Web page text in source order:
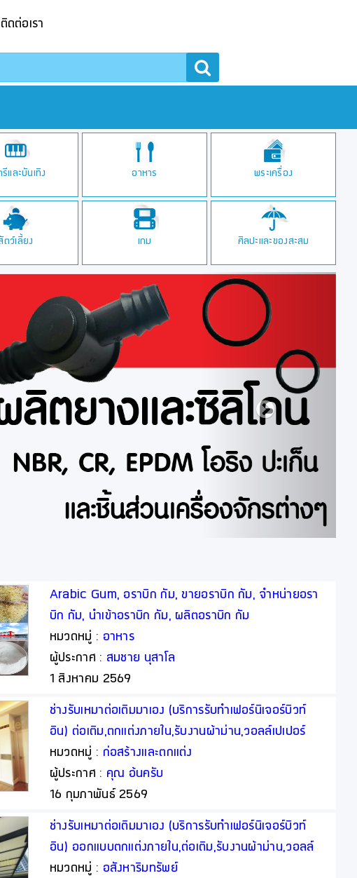
ติดต่อเรา
และบันเทิง
ตว์เลี้ยง
อาหาร
เกม
พระเครื่อง
ศิลปะและของสะสม
Arabic Gum, อราบิก กัม, ขายอราบิก กัม, จำหน่ายอรา
บิก กัม, นำเข้าอราบิก กัม, ผลิตอราบิก กัม
หมวดหมู่ : อาหาร
ผู้ประกาศ : สมชาย นุสาโล
1 สิงหาคม 2569
ช่างรับเหมาต่อเติมมาเอง (บริการรับทำเฟอร์นิเจอร์บิวท์
อิน) ต่อเติม,ตกแต่งภายใน,รับงานผ้าม่าน,วอลล์เปเปอร์
โดยออกแบบพร้อมให้คำปรึกษาฟรี (เรารับงานโดยตรงจาก
ท่าน)
หมวดหมู่ : ก่อสร้างและตกแต่ง
ผู้ประกาศ : คุณ อ้นครับ
16 กุมภาพันธ์ 2569
ช่างรับเหมาต่อเติมมาเอง (บริการรับทำเฟอร์นิเจอร์บิวท์
อิน) ออกแบบตกแต่งภายใน,ต่อเติม,รับงานผ้าม่าน,วอลล์
เปเปอร์ โดยออกแบบพร้อมให้คำปรึกษาฟรี (เรารับงาน
หมวดหมู่ : อสังหาริมทรัพย์